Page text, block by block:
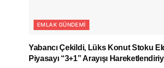
EMLAK GÜNDEMI
Yabancı Çekildi, Lüks Konut Stoku
Piyasayı “3+1” Arayışı